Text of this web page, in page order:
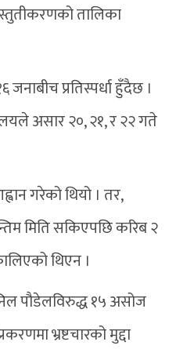
तालिका
प्रतिस्पर्धा हुँदैछ ।
असार २०, २१, र २२ गते
गरेको थियो । तर,
मिति सकिएपछि करिब २
थिएन ।
पौडेलविरुद्ध १५ असोज
भ्रष्टचारको मुद्दा